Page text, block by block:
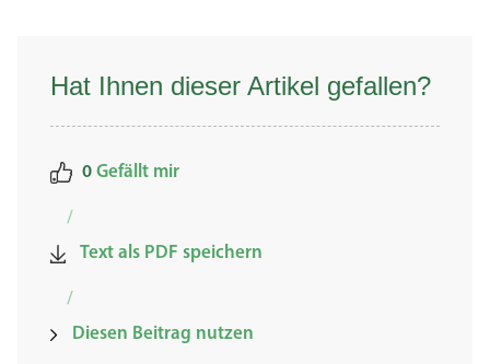
Hat Ihnen dieser Artikel gefallen?
0 Gefällt mir
/
Text als PDF speichern
/
Diesen Beitrag nutzen